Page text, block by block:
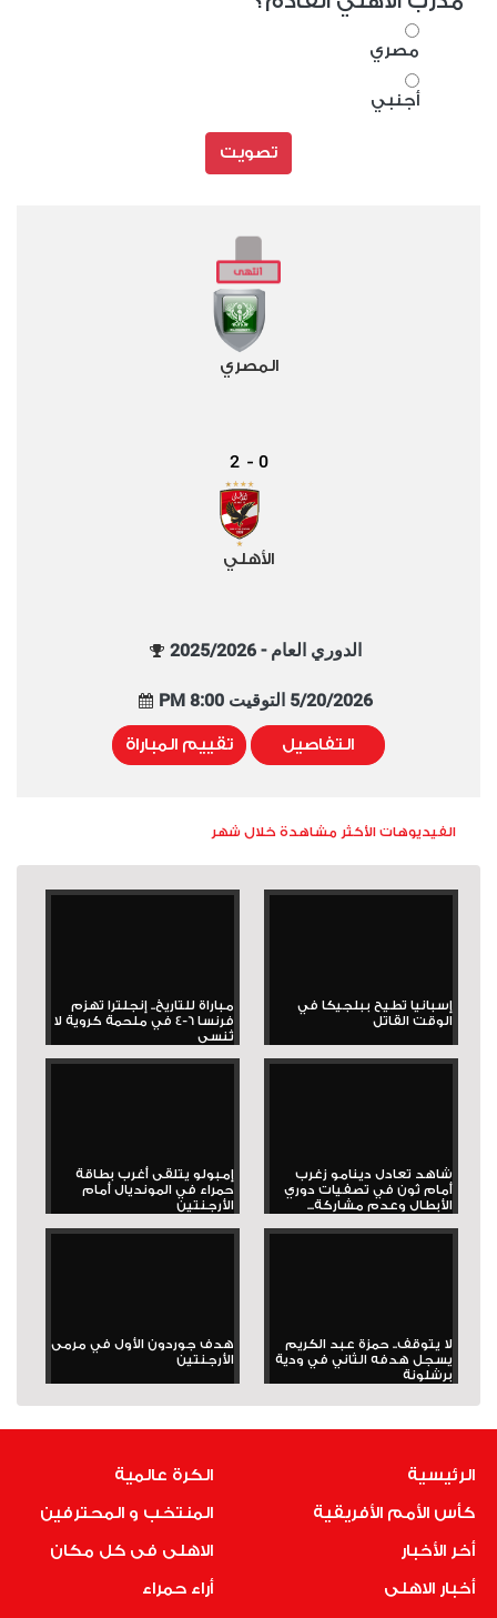
مصري
أجنبي
تصويت
المصري
0
-
2
الأهلي
الدوري العام - 2025/2026
5/20/2026 التوقيت 8:00 PM
التفاصيل تقييم المباراة
الفيديوهات الأكثر مشاهدة خلال شهر
إسبانيا تطيح ببلجيكا في
الوقت القاتل
مباراة للتاريخ.. إنجلترا تهزم
فرنسا 6-4 في ملحمة كروية لا
تُنسى
شاهد تعادل دينامو زغرب
أمام ثون في تصفيات دوري
الأبطال وعدم مشاركة...
إمبولو يتلقى أغرب بطاقة
حمراء في المونديال أمام
الأرجنتين
لا يتوقف.. حمزة عبد الكريم
يسجل هدفه الثاني في ودية
برشلونة
هدف جوردون الأول في مرمى
الأرجنتين
الرئيسية
كأس الأمم الأفريقية
أخر الأخبار
أخبار الاهلى
الكرة عالمية
المنتخب و المحترفين
الاهلى فى كل مكان
أراء حمراء